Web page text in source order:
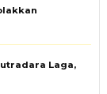
Laga,